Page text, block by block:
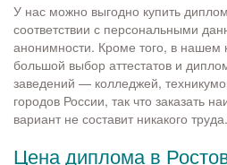
У нас можно выгодно купить
соответствии с персональными
анонимности. Кроме того, в нашем
большой выбор аттестатов и
заведений — колледжей,
городов России, так что заказать
вариант не составит никакого труда.
Цена диплома в